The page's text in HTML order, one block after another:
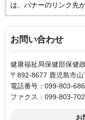
は、バナーのリンク先
お問い合わせ
健康福祉局保健部保健
〒892-8677 鹿児島市山
電話番号：099-803-
ファクス：099-803-